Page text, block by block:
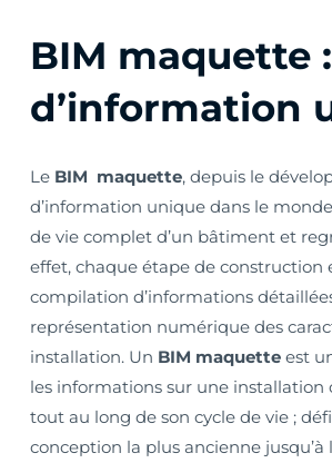
BIM maquette
d’information
Le BIM maquette, depuis le
d’information unique dans le
de vie complet d’un bâtiment et
effet, chaque étape de construction
compilation d’informations
représentation numérique des
installation. Un BIM maquette est
les informations sur une
tout au long de son cycle de vie ;
conception la plus ancienne